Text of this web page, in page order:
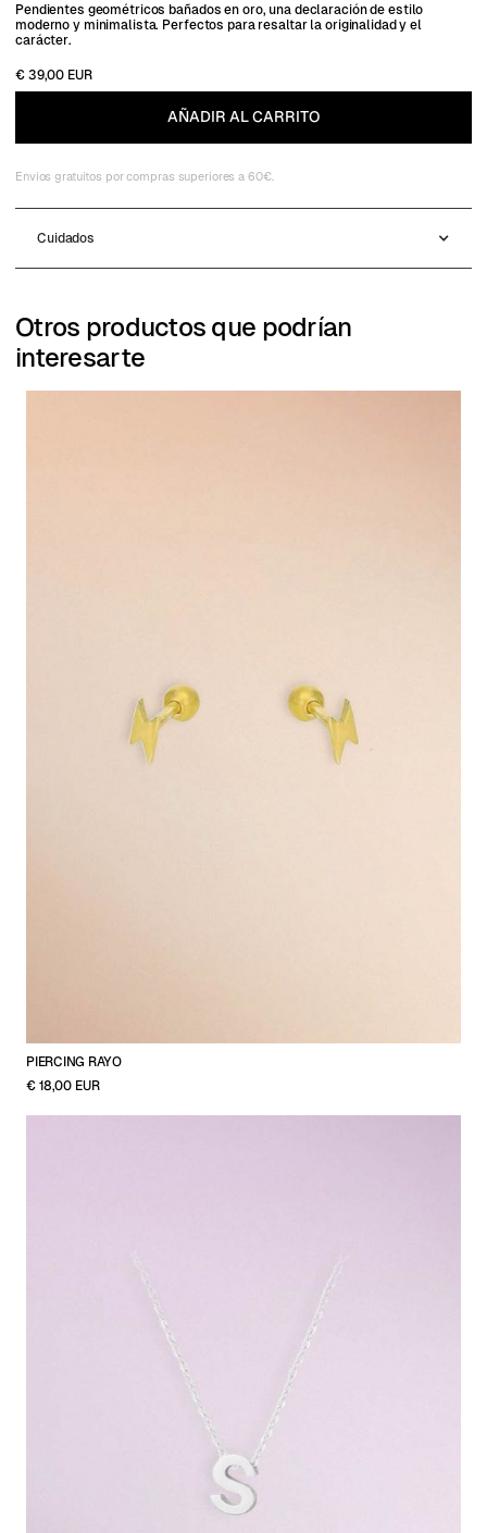
Pendientes geométricos bañados en oro, una declaración de estilo
moderno y minimalista. Perfectos para resaltar la originalidad y el
carácter.
€ 39,00 EUR
Envios gratuitos por compras superiores a 60€.
Cuidados
Otros productos que podrían
interesarte
PIERCING RAYO
€ 18,00 EUR